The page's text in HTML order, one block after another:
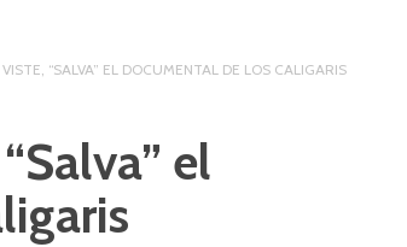
“SALVA” EL DOCUMENTAL DE LOS CALIGARIS
el